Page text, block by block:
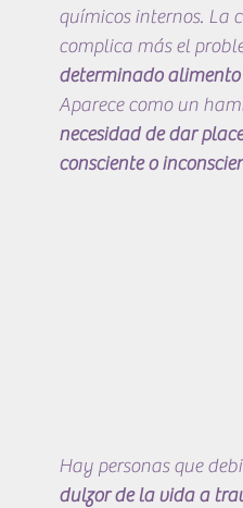
químicos internos. La
complica más el
determinado alimento
Aparece como un
necesidad de dar
consciente o
Hay personas que
dulzor de la vida a